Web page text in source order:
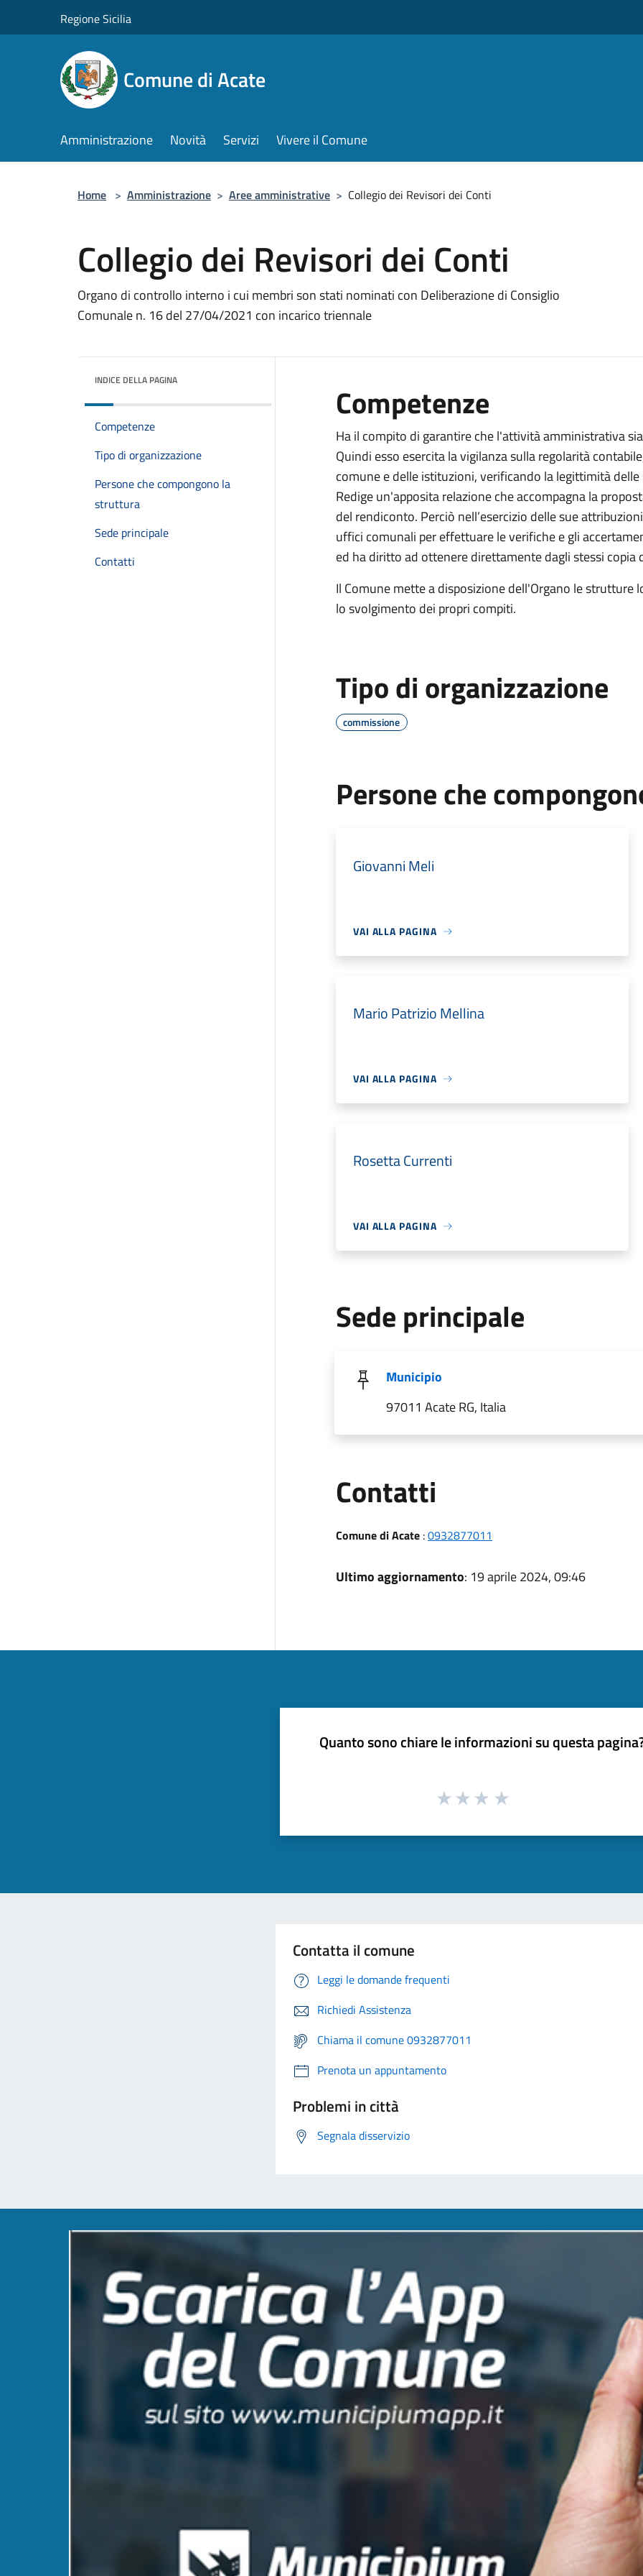
Regione Sicilia
Comune di Acate
Amministrazione Novità Servizi Vivere il Comune
Home > Amministrazione > Aree amministrative > Collegio dei Revisori dei Conti
Collegio dei Revisori dei Conti
Organo di controllo interno i cui membri son stati nominati con Deliberazione di Consiglio
Comunale n. 16 del 27/04/2021 con incarico triennale
INDICE DELLA PAGINA
Competenze
Tipo di organizzazione
Persone che compongono la
struttura
Sede principale
Contatti
Competenze
Ha il compito di garantire che l'attività amministrativa
Quindi esso esercita la vigilanza sulla regolarità
comune e delle istituzioni, verificando la legittimità delle
Redige un'apposita relazione che accompagna la
del rendiconto. Perciò nell’esercizio delle sue
uffici comunali per effettuare le verifiche e gli
ed ha diritto ad ottenere direttamente dagli stessi copia
Il Comune mette a disposizione dell'Organo le strutture
lo svolgimento dei propri compiti.
Tipo di organizzazione
commissione
Persone che
Giovanni Meli
VAI ALLA PAGINA
Mario Patrizio Mellina
VAI ALLA PAGINA
Rosetta Currenti
VAI ALLA PAGINA
Sede principale
Municipio
97011 Acate RG, Italia
Contatti
Comune di Acate:0932877011
Ultimo aggiornamento: 19 aprile 2024, 09:46
Quanto sono chiare le informazioni su questa
Contatta il comune
Leggi le domande frequenti
Richiedi Assistenza
Chiama il comune 0932877011
Prenota un appuntamento
Problemi in città
Segnala disservizio